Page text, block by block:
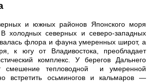
и южных районов Японского моря
В холодных северных и северо-западных
флора и фауна умеренных широт, а
к югу от Владивостока, преобладает
комплекс. У берегов Дальнего
смешение тепловодной и умеренной
встретить осьминогов и кальмаров —